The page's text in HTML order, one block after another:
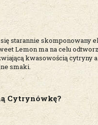
starannie skomponowany
Lemon ma na celu
kwasowością cytryny
smaki.
Cytrynówkę?